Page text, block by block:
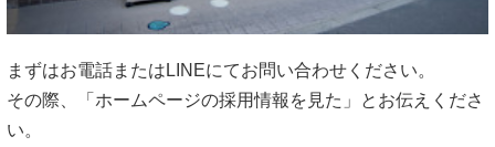
まずはお電話またはLINEにてお問い合わせください。
その際、「ホームページの採用情報を見た」とお伝えくださ
い。